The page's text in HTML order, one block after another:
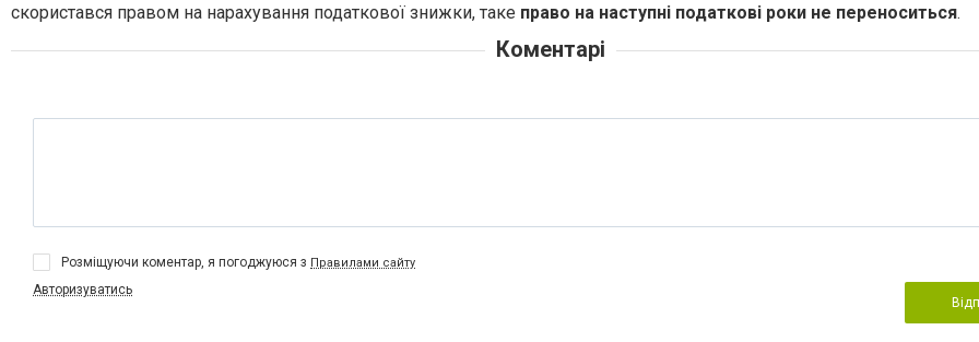
скористався правом на нарахування податкової знижки, таке право на наступні податкові роки не переноситься.
Коментарі
Розміщуючи коментар, я погоджуюся з Правилами сайту
Авторизуватись